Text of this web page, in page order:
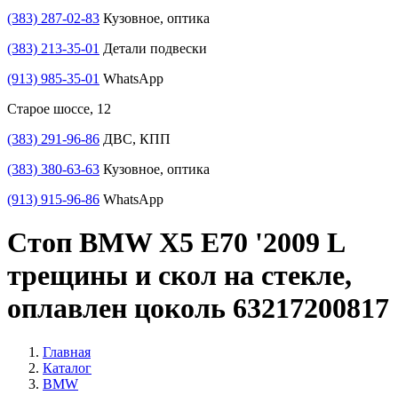
(383) 287-02-83 Кузовное, оптика
(383) 213-35-01 Детали подвески
(913) 985-35-01 WhatsApp
Старое шоссе, 12
(383) 291-96-86 ДВС, КПП
(383) 380-63-63 Кузовное, оптика
(913) 915-96-86 WhatsApp
Стоп BMW X5 E70 '2009 L
трещины и скол на стекле,
оплавлен цоколь 63217200817
Главная
Каталог
BMW